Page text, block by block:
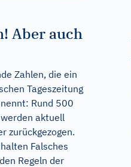
Aber auch
Zahlen, die ein
Tageszeitung
Rund 500
aktuell
zurückgezogen.
Falsches
Regeln der